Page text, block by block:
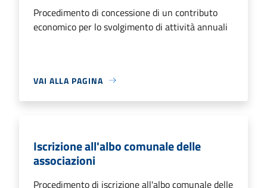
Procedimento di concessione di un contributo
economico per lo svolgimento di attività annuali
VAI ALLA PAGINA
Iscrizione all'albo comunale delle
associazioni
Procedimento di iscrizione all'albo comunale delle